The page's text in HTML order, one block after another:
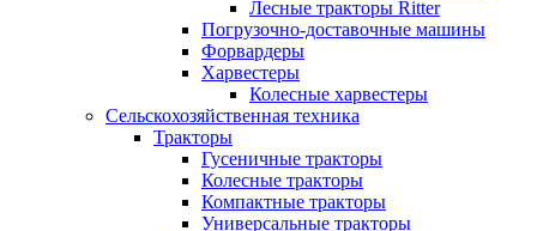
Лесные тракторы Ritter
Погрузочно-доставочные машины
Форвардеры
Харвестеры
Колесные харвестеры
Сельскохозяйственная техника
Тракторы
Гусеничные тракторы
Колесные тракторы
Компактные тракторы
Универсальные тракторы